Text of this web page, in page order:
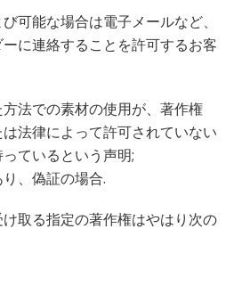
可能な場合は電子メールなど、
に連絡することを許可するお客
法での素材の使用が、著作権
法律によって許可されていない
ているという声明;
、偽証の場合.
取る指定の著作権はやはり次の